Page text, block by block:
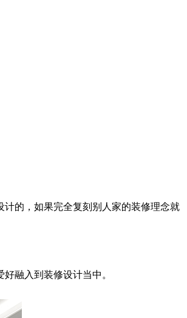
的，如果完全复刻别人家的装修理念就
融入到装修设计当中。